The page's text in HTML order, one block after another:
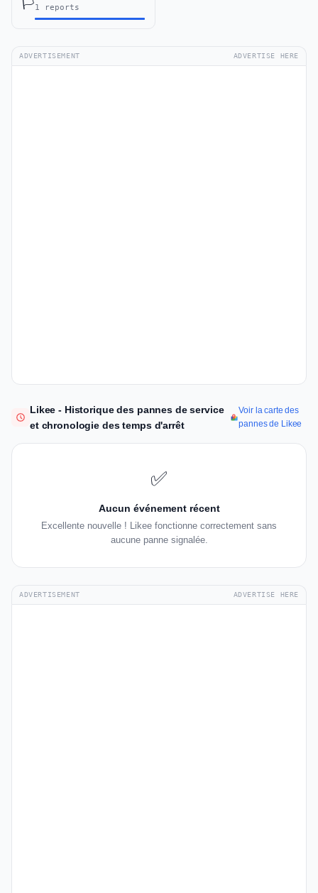
🏳️1 reports
ADVERTISEMENT ADVERTISE HERE
Likee - Historique des pannes de service
et chronologie des temps d'arrêt
Voir la carte des
pannes de Likee
✅
Aucun événement récent
Excellente nouvelle ! Likee fonctionne correctement sans
aucune panne signalée.
ADVERTISEMENT ADVERTISE HERE